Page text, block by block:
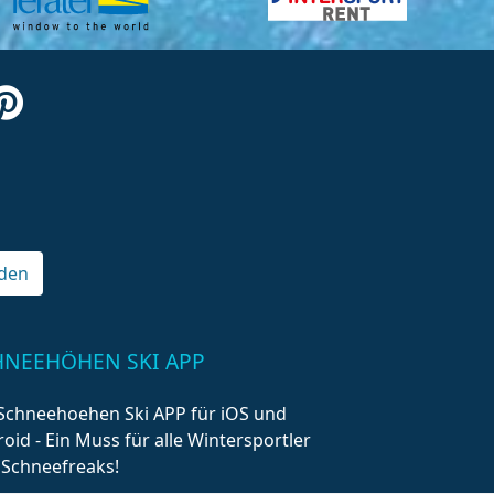
SKI APP
Ski APP für iOS und
- Ein Muss für alle Wintersportler